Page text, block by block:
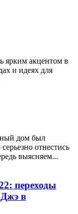
ярким акцентом в
и идеях для
дом был
отнестись
выясняем...
переходы
в